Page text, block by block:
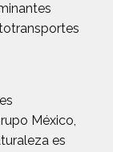
México,
es